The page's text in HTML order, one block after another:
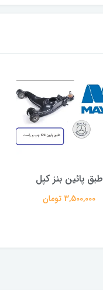
کاسه نمد نسوز بنز معماری
220